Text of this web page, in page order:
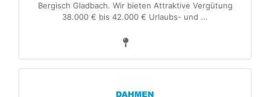
Bergisch Gladbach. Wir bieten Attraktive Vergütung
38.000 € bis 42.000 € Urlaubs- und ...